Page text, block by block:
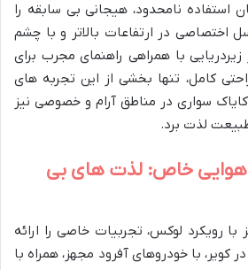
نامحدود، هیجانی بی سابقه را
اختصاصی در ارتفاعات بالاتر و با چشم
زیردریایی با همراهی راهنمای مجرب برای
کامل، تنها بخشی از این تجربه های
سواری در مناطق آرام و خصوصی نیز
لذت برد.
هوایی خاص: لذت های بی
رویکرد لوکس، تجربیات خاصی را ارائه
با خودروهای آفرود مجهز، همراه با